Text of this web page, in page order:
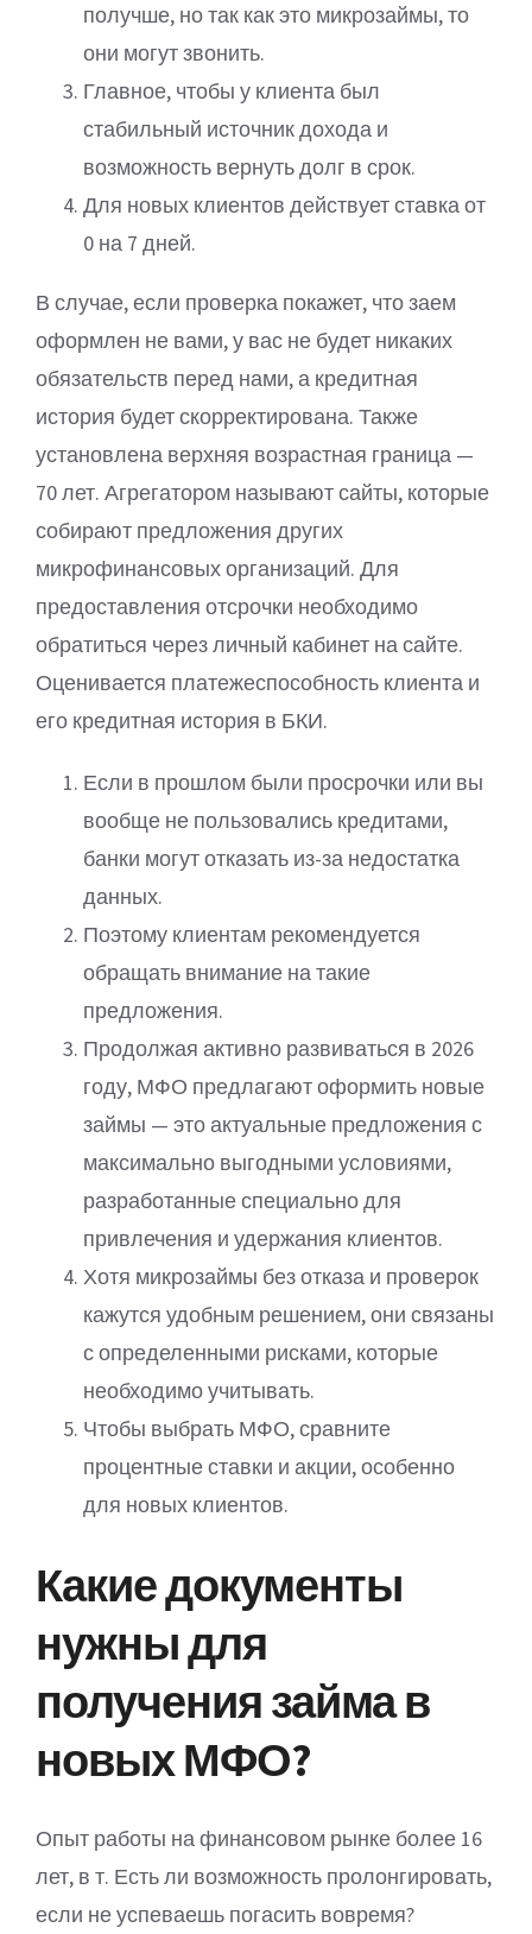
получше, но так как это микрозаймы, то
они могут звонить.
Главное, чтобы у клиента был
стабильный источник дохода и
возможность вернуть долг в срок.
Для новых клиентов действует ставка от
0 на 7 дней.
В случае, если проверка покажет, что заем
оформлен не вами, у вас не будет никаких
обязательств перед нами, а кредитная
история будет скорректирована. Также
установлена верхняя возрастная граница —
70 лет. Агрегатором называют сайты, которые
собирают предложения других
микрофинансовых организаций. Для
предоставления отсрочки необходимо
обратиться через личный кабинет на сайте.
Оценивается платежеспособность клиента и
его кредитная история в БКИ.
Если в прошлом были просрочки или вы
вообще не пользовались кредитами,
банки могут отказать из-за недостатка
данных.
Поэтому клиентам рекомендуется
обращать внимание на такие
предложения.
Продолжая активно развиваться в 2026
году, МФО предлагают оформить новые
займы — это актуальные предложения с
максимально выгодными условиями,
разработанные специально для
привлечения и удержания клиентов.
Хотя микрозаймы без отказа и проверок
кажутся удобным решением, они связаны
с определенными рисками, которые
необходимо учитывать.
Чтобы выбрать МФО, сравните
процентные ставки и акции, особенно
для новых клиентов.
Какие документы
нужны для
получения займа в
новых МФО?
Опыт работы на финансовом рынке более 16
лет, в т. Есть ли возможность пролонгировать,
если не успеваешь погасить вовремя?